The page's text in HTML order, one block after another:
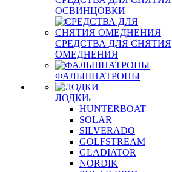
ОСВИНЦОВКИ
СРЕДСТВА ДЛЯ СНЯТИЯ
ОМЕДНЕНИЯ
ФАЛЬШПАТРОНЫ
ЛОДКИ
HUNTERBOAT
SOLAR
SILVERADO
GOLFSTREAM
GLADIATOR
NORDIK